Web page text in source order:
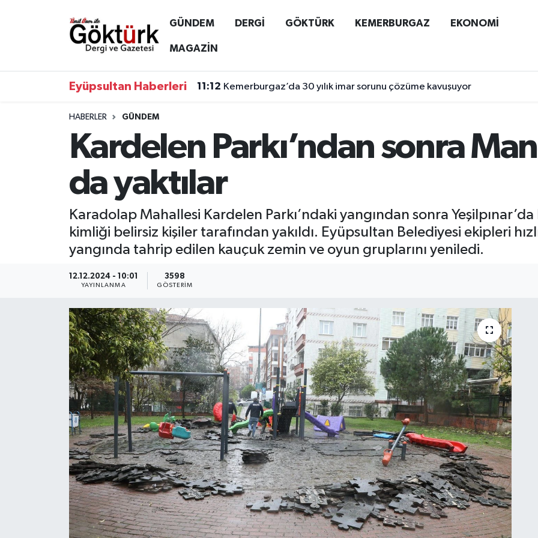
GÜNDEM DERGİ GÖKTÜRK KEMERBURGAZ EKONOMİ
MAGAZİN
Eyüpsultan Haberleri 11:12 Kemerburgaz’da 30 yılık imar sorunu çözüme kavuşuyor
HABERLER GÜNDEM
Kardelen Parkı’ndan sonra
da yaktılar
Karadolap Mahallesi Kardelen Parkı’ndaki yangından sonra
kimliği belirsiz kişiler tarafından yakıldı. Eyüpsultan Belediyesi ekipleri
yangında tahrip edilen kauçuk zemin ve oyun gruplarını yeniledi.
12.12.2024 - 10:01
YAYINLANMA
3598
GÖSTERIM
Anne Çocuk
GÖKTÜRK
GÜNDEM
KEMERBURGAZ
KÜLTÜR - SANAT
MAGAZİN
ÖZEL HABER
SAĞLIK
TEKNOLOJİ
TİCARET
Eyüpsultan Hava Durumu
Tüm Manşetler
Son Dakika Haberleri